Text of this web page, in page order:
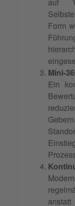
auf
Form
Mini-
Ein